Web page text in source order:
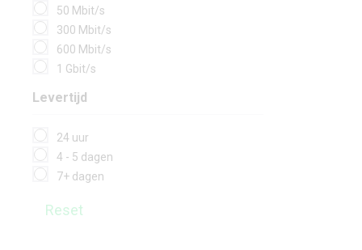
50 Mbit/s
300 Mbit/s
600 Mbit/s
1 Gbit/s
Levertijd
24 uur
4 - 5 dagen
7+ dagen
Reset